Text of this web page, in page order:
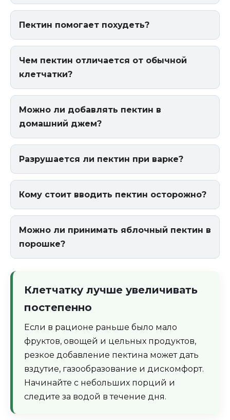
Пектин помогает похудеть?
Чем пектин отличается от обычной
клетчатки?
Можно ли добавлять пектин в
домашний джем?
Разрушается ли пектин при варке?
Кому стоит вводить пектин осторожно?
Можно ли принимать яблочный пектин в
порошке?
Клетчатку лучше увеличивать
постепенно
Если в рационе раньше было мало
фруктов, овощей и цельных продуктов,
резкое добавление пектина может дать
вздутие, газообразование и дискомфорт.
Начинайте с небольших порций и
следите за водой в течение дня.